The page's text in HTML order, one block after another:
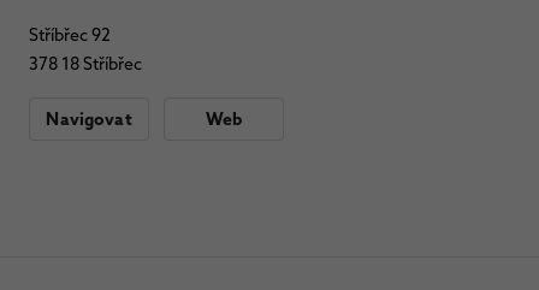
Stříbřec 92
378 18 Stříbřec
Navigovat Web